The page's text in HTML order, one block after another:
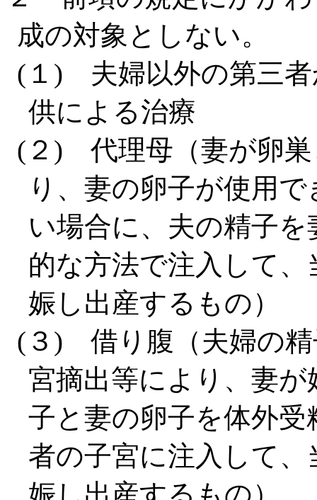
成の対象としない。
(１) 夫婦以外の第三者
供による治療
(２) 代理母（妻が卵巣
り、妻の卵子が使用
い場合に、夫の精子
的な方法で注入して
娠し出産するもの）
(３) 借り腹（夫婦の精
宮摘出等により、妻
子と妻の卵子を体外
者の子宮に注入して